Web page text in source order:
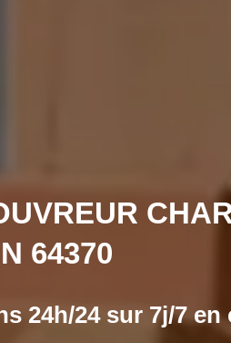
64370
24h/24 sur 7j/7